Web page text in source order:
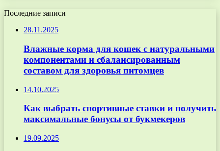
Последние записи
28.11.2025
Влажные корма для кошек с натуральными
компонентами и сбалансированным
составом для здоровья питомцев
14.10.2025
Как выбрать спортивные ставки и получить
максимальные бонусы от букмекеров
19.09.2025